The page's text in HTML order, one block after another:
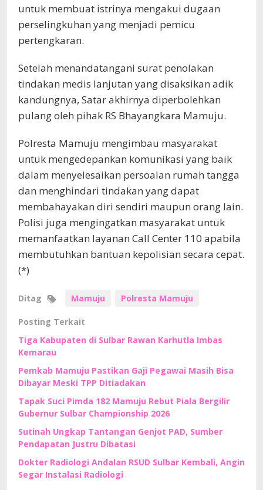
untuk membuat istrinya mengakui dugaan
perselingkuhan yang menjadi pemicu
pertengkaran.
Setelah menandatangani surat penolakan
tindakan medis lanjutan yang disaksikan adik
kandungnya, Satar akhirnya diperbolehkan
pulang oleh pihak RS Bhayangkara Mamuju.
Polresta Mamuju mengimbau masyarakat
untuk mengedepankan komunikasi yang baik
dalam menyelesaikan persoalan rumah tangga
dan menghindari tindakan yang dapat
membahayakan diri sendiri maupun orang lain.
Polisi juga mengingatkan masyarakat untuk
memanfaatkan layanan Call Center 110 apabila
membutuhkan bantuan kepolisian secara cepat.
(*)
Ditag Mamuju Polresta Mamuju
Posting Terkait
Tiga Kabupaten di Sulbar Rawan Karhutla Imbas
Kemarau
Pemkab Mamuju Pastikan Gaji Pegawai Masih Bisa
Dibayar Meski TPP Ditiadakan
Tapak Suci Pimda 182 Mamuju Rebut Piala Bergilir
Gubernur Sulbar Championship 2026
Sutinah Ungkap Tantangan Genjot PAD, Sumber
Pendapatan Justru Dibatasi
Dokter Radiologi Andalan RSUD Sulbar Kembali, Angin
Segar Instalasi Radiologi